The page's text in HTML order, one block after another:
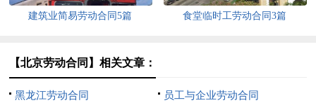
建筑业简易劳动合同5篇 食堂临时工劳动合同3篇
【北京劳动合同】相关文章：
黑龙江劳动合同
员工与企业劳动合同